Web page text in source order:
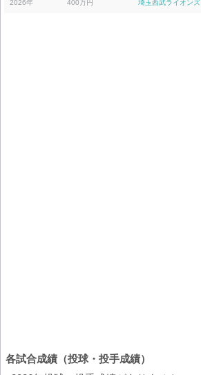
2026年 400万円 埼玉西武ライオンズ
各試合成績（投球・投手成績）